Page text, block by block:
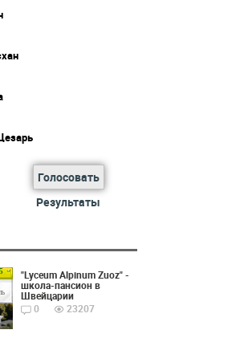
Голосовать
Результаты
"Lyceum Alpinum Zuoz" -
школа-пансион в
Швейцарии
0
23207